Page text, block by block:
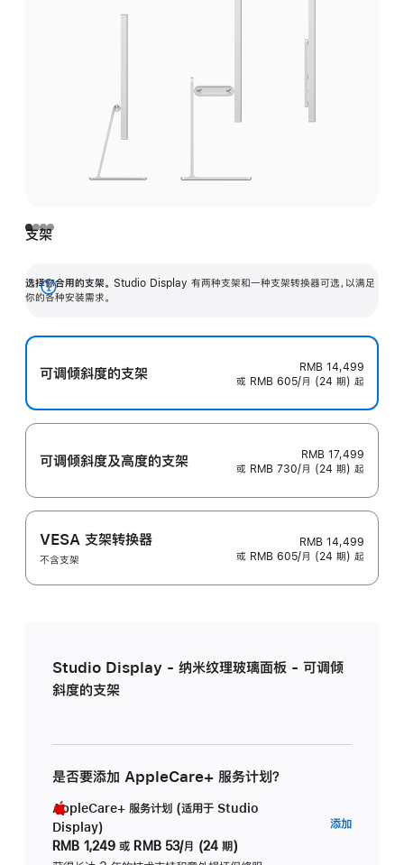
支架
选择你合用的支架。 Studio Display 有两种支架和一种支架转换器可选，以满足
你的各种安装需求。
展
可调倾斜度的支架
RMB 14,499
或 RMB 605/月 (24 期) 起
可调倾斜度及高‍度的支‍架
RMB 17,499
或 RMB 730/月 (24 期) 起
VESA 支架转换器
不含支架
RMB 14,499
或 RMB 605/月 (24 期) 起
Studio Display - 纳米纹理玻璃面板 - 可调倾
斜度的支架
是否要添加 AppleCare+ 服务计划？
AppleCare+ 服务计划 (适用于 Studio
Display)
RMB 1,249 或 RMB 53/月 (24 期)
添加